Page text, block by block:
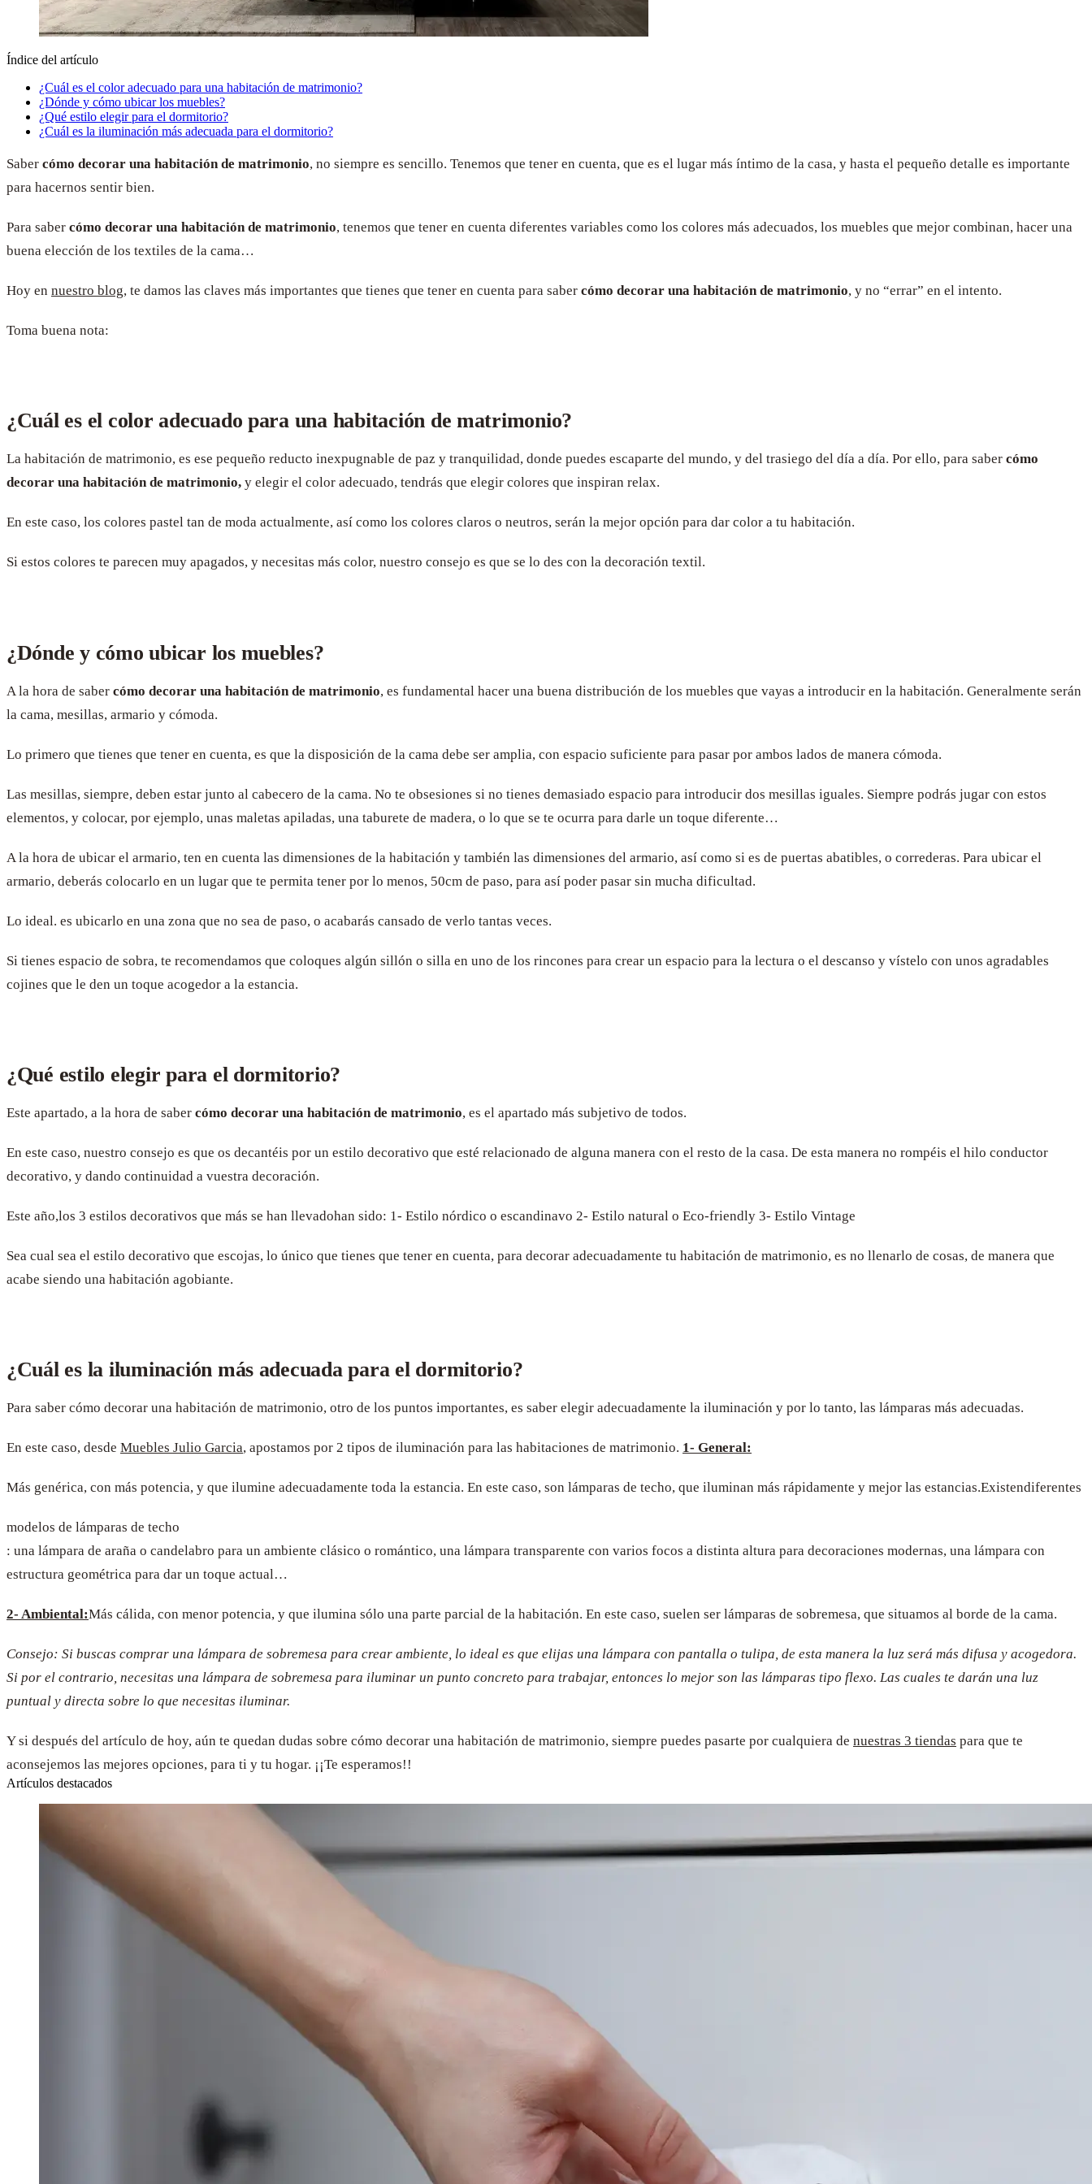
Índice del artículo
¿Cuál es el color adecuado para una habitación de matrimonio?
¿Dónde y cómo ubicar los muebles?
¿Qué estilo elegir para el dormitorio?
¿Cuál es la iluminación más adecuada para el dormitorio?
Saber cómo decorar una habitación de matrimonio, no siempre es sencillo. Tenemos que tener en cuenta, que es el lugar más íntimo de la casa, y hasta el pequeño detalle es importante
para hacernos sentir bien.
Para saber cómo decorar una habitación de matrimonio, tenemos que tener en cuenta diferentes variables como los colores más adecuados, los muebles que mejor combinan, hacer una
buena elección de los textiles de la cama…
Hoy en nuestro blog, te damos las claves más importantes que tienes que tener en cuenta para saber cómo decorar una habitación de matrimonio, y no “errar” en el intento.
Toma buena nota:
¿Cuál es el color adecuado para una habitación de matrimonio?
La habitación de matrimonio, es ese pequeño reducto inexpugnable de paz y tranquilidad, donde puedes escaparte del mundo, y del trasiego del día a día. Por ello, para saber cómo
decorar una habitación de matrimonio, y elegir el color adecuado, tendrás que elegir colores que inspiran relax.
En este caso, los colores pastel tan de moda actualmente, así como los colores claros o neutros, serán la mejor opción para dar color a tu habitación.
Si estos colores te parecen muy apagados, y necesitas más color, nuestro consejo es que se lo des con la decoración textil.
¿Dónde y cómo ubicar los muebles?
A la hora de saber cómo decorar una habitación de matrimonio, es fundamental hacer una buena distribución de los muebles que vayas a introducir en la habitación. Generalmente serán
la cama, mesillas, armario y cómoda.
Lo primero que tienes que tener en cuenta, es que la disposición de la cama debe ser amplia, con espacio suficiente para pasar por ambos lados de manera cómoda.
Las mesillas, siempre, deben estar junto al cabecero de la cama. No te obsesiones si no tienes demasiado espacio para introducir dos mesillas iguales. Siempre podrás jugar con estos
elementos, y colocar, por ejemplo, unas maletas apiladas, una taburete de madera, o lo que se te ocurra para darle un toque diferente…
A la hora de ubicar el armario, ten en cuenta las dimensiones de la habitación y también las dimensiones del armario, así como si es de puertas abatibles, o correderas. Para ubicar el
armario, deberás colocarlo en un lugar que te permita tener por lo menos, 50cm de paso, para así poder pasar sin mucha dificultad.
Lo ideal. es ubicarlo en una zona que no sea de paso, o acabarás cansado de verlo tantas veces.
Si tienes espacio de sobra, te recomendamos que coloques algún sillón o silla en uno de los rincones para crear un espacio para la lectura o el descanso y vístelo con unos agradables
cojines que le den un toque acogedor a la estancia.
¿Qué estilo elegir para el dormitorio?
Este apartado, a la hora de saber cómo decorar una habitación de matrimonio, es el apartado más subjetivo de todos.
En este caso, nuestro consejo es que os decantéis por un estilo decorativo que esté relacionado de alguna manera con el resto de la casa. De esta manera no rompéis el hilo conductor
decorativo, y dando continuidad a vuestra decoración.
Este año,los 3 estilos decorativos que más se han llevadohan sido: 1- Estilo nórdico o escandinavo 2- Estilo natural o Eco-friendly 3- Estilo Vintage
Sea cual sea el estilo decorativo que escojas, lo único que tienes que tener en cuenta, para decorar adecuadamente tu habitación de matrimonio, es no llenarlo de cosas, de manera que
acabe siendo una habitación agobiante.
¿Cuál es la iluminación más adecuada para el dormitorio?
Para saber cómo decorar una habitación de matrimonio, otro de los puntos importantes, es saber elegir adecuadamente la iluminación y por lo tanto, las lámparas más adecuadas.
En este caso, desde Muebles Julio Garcia, apostamos por 2 tipos de iluminación para las habitaciones de matrimonio. 1- General:
Más genérica, con más potencia, y que ilumine adecuadamente toda la estancia. En este caso, son lámparas de techo, que iluminan más rápidamente y mejor las estancias.Existendiferentes
modelos de lámparas de techo
: una lámpara de araña o candelabro para un ambiente clásico o romántico, una lámpara transparente con varios focos a distinta altura para decoraciones modernas, una lámpara con
estructura geométrica para dar un toque actual…
2- Ambiental:Más cálida, con menor potencia, y que ilumina sólo una parte parcial de la habitación. En este caso, suelen ser lámparas de sobremesa, que situamos al borde de la cama.
Consejo: Si buscas comprar una lámpara de sobremesa para crear ambiente, lo ideal es que elijas una lámpara con pantalla o tulipa, de esta manera la luz será más difusa y acogedora.
Si por el contrario, necesitas una lámpara de sobremesa para iluminar un punto concreto para trabajar, entonces lo mejor son las lámparas tipo flexo. Las cuales te darán una luz
puntual y directa sobre lo que necesitas iluminar.
Y si después del artículo de hoy, aún te quedan dudas sobre cómo decorar una habitación de matrimonio, siempre puedes pasarte por cualquiera de nuestras 3 tiendas para que te
aconsejemos las mejores opciones, para ti y tu hogar. ¡¡Te esperamos!!
Artículos destacados